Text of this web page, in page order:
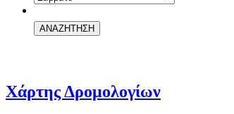
Χάρτης Δρομολογίων